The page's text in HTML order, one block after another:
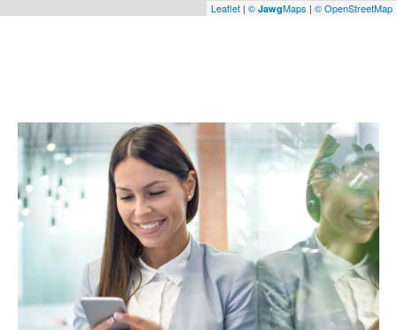
Leaflet | © JawgMaps | © OpenStreetMap